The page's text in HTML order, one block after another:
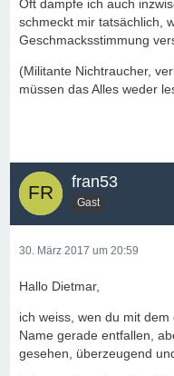
Oft dampfe ich auch
schmeckt mir tatsächlich,
Geschmacksstimmung
(Militante Nichtraucher,
müssen das Alles weder
fran53
Gast
30. März 2017 um 20:59
Hallo Dietmar,
ich weiss, wen du mit
Name gerade entfallen,
gesehen, überzeugend